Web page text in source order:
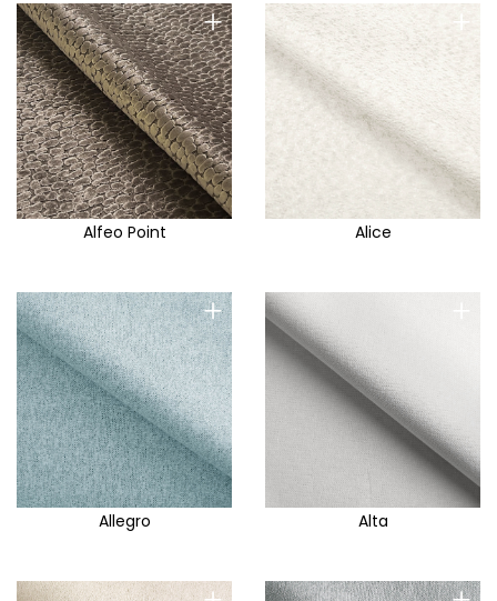
+
Alfeo Point
+
Alice
+
Allegro
+
Alta